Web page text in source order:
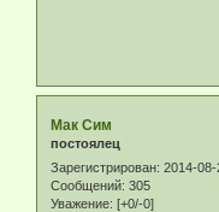
Мак Сим
постоялец
Зарегистрирован: 2014-08-
Сообщений: 305
Уважение: [+0/-0]